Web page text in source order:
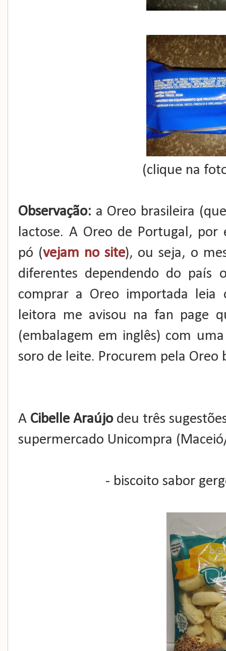
(clique na
Observação: a Oreo brasileira
lactose. A Oreo de Portugal,
pó (vejam no site), ou seja, o
diferentes dependendo do país
comprar a Oreo importada
leitora me avisou na fan page
(embalagem em inglês) com
soro de leite. Procurem pela Oreo
A Cibelle Araújodeu três
supermercado Unicompra
- biscoito sabor